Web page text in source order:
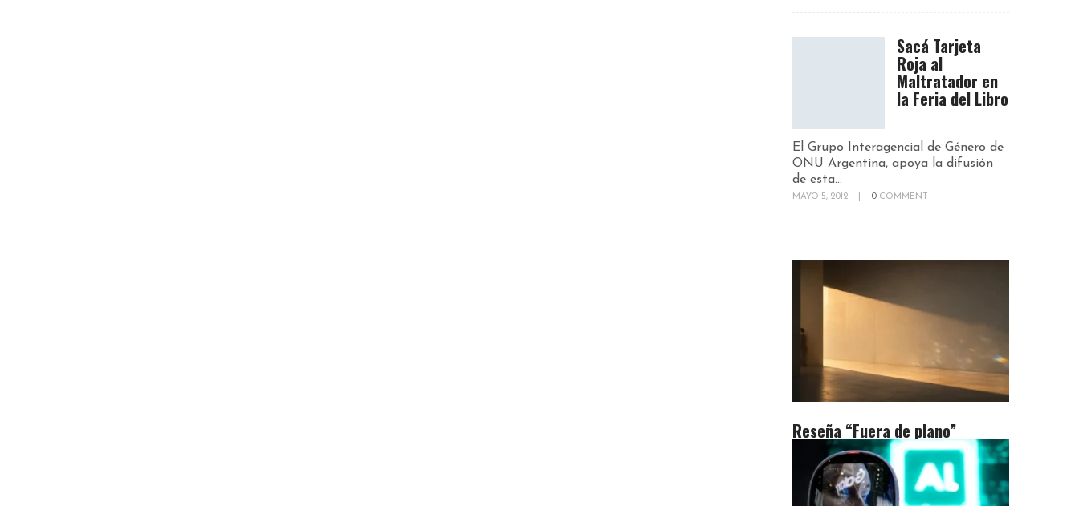
Sacá Tarjeta
Roja al
Maltratador en
la Feria del Libro
El Grupo Interagencial de Género de
ONU Argentina, apoya la difusión
de esta...
MAYO 5, 2012 0 COMMENT
Reseña “Fuera de plano”